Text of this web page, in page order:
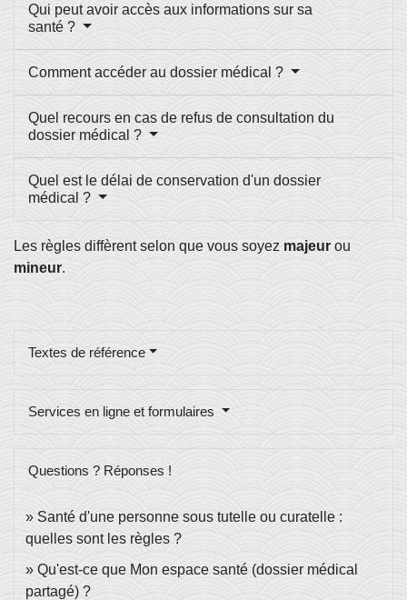
Qui peut avoir accès aux informations sur sa
santé ?
Comment accéder au dossier médical ?
Quel recours en cas de refus de consultation du
dossier médical ?
Quel est le délai de conservation d'un dossier
médical ?
Les règles diffèrent selon que vous soyez majeur ou
mineur.
Textes de référence
Services en ligne et formulaires
Questions ? Réponses !
Santé d'une personne sous tutelle ou curatelle :
quelles sont les règles ?
Qu'est-ce que Mon espace santé (dossier médical
partagé) ?